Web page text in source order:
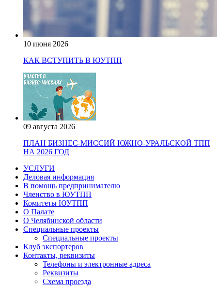
10 июня 2026
КАК ВСТУПИТЬ В ЮУТПП
09 августа 2026
ПЛАН БИЗНЕС-МИССИЙ ЮЖНО-УРАЛЬСКОЙ ТПП
НА 2026 ГОД
УСЛУГИ
Деловая информация
В помощь предпринимателю
Членство в ЮУТПП
Комитеты ЮУТПП
О Палате
О Челябинской области
Специальные проекты
Специальные проекты
Клуб экспортеров
Контакты, реквизиты
Телефоны и электронные адреса
Реквизиты
Схема проезда